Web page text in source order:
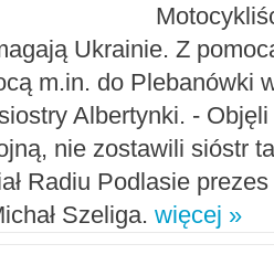
Ukrainie. Z
m.in. do Plebanówki
Albertynki. -
nie zostawili sióstr
Radiu Podlasie
Szeliga. więcej »